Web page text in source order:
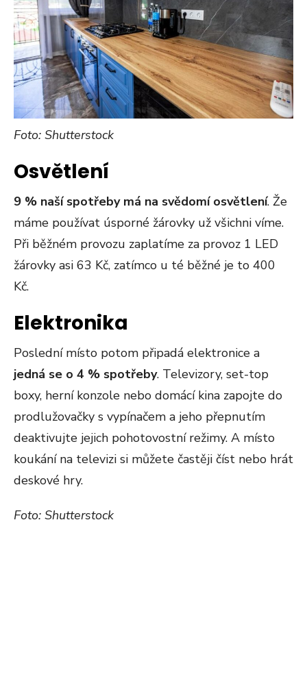
Foto: Shutterstock
Osvětlení
9 % naší spotřeby má na svědomí osvětlení. Že
máme používat úsporné žárovky už všichni víme.
Při běžném provozu zaplatíme za provoz 1 LED
žárovky asi 63 Kč, zatímco u té běžné je to 400
Kč.
Elektronika
Poslední místo potom připadá elektronice a
jedná se o 4 % spotřeby. Televizory, set-top
boxy, herní konzole nebo domácí kina zapojte do
prodlužovačky s vypínačem a jeho přepnutím
deaktivujte jejich pohotovostní režimy. A místo
koukání na televizi si můžete častěji číst nebo hrát
deskové hry.
Foto: Shutterstock